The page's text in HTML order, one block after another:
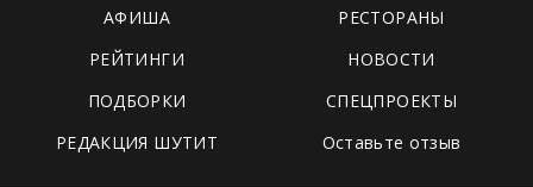
АФИША
РЕСТОРАНЫ
РЕЙТИНГИ
НОВОСТИ
ПОДБОРКИ
СПЕЦПРОЕКТЫ
РЕДАКЦИЯ ШУТИТ
Оставьте отзыв